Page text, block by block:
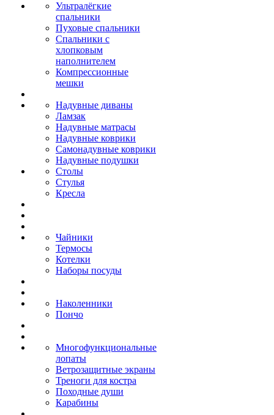
Ультралёгкие
спальники
Пуховые спальники
Спальники с
хлопковым
наполнителем
Компрессионные
мешки
Надувные диваны
Ламзак
Надувные матрасы
Надувные коврики
Самонадувные коврики
Надувные подушки
Столы
Стулья
Кресла
Чайники
Термосы
Котелки
Наборы посуды
Наколенники
Пончо
Многофункциональные
лопаты
Ветрозащитные экраны
Треноги для костра
Походные души
Карабины